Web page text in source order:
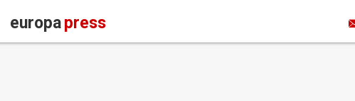
europapress